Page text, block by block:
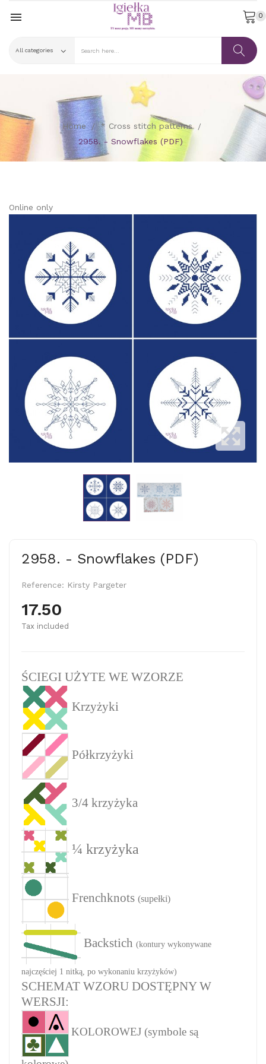
 0
Home
* Cross stitch patterns
2958. - Snowflakes (PDF)
Online only
2958. - Snowflakes (PDF)
Reference: Kirsty Pargeter
17.50
Tax included
ŚCIEGI UŻYTE WE WZORZE
Krzyżyki
Półkrzyżyki
3/4 krzyżyka
¼ krzyżyka
Frenchknots (supełki)
Backstich (kontury wykonywane
najczęściej 1 nitką, po wykonaniu krzyżyków)
SCHEMAT WZORU DOSTĘPNY W
WERSJI:
KOLOROWEJ (symbole są